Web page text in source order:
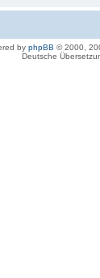
by phpBB © 2000,
Deutsche